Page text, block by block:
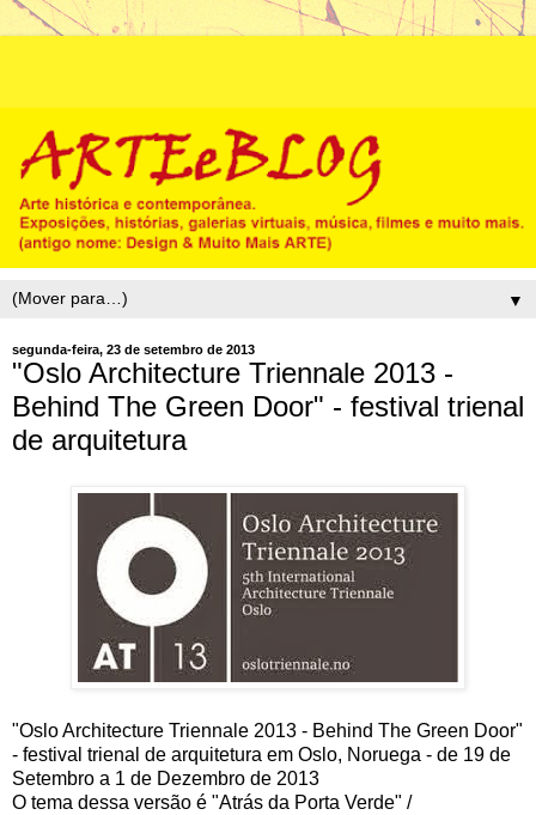
▼
segunda-feira, 23 de setembro de 2013
"Oslo Architecture Triennale 2013 -
Behind The Green Door" - festival trienal
de arquitetura
"Oslo Architecture Triennale 2013 - Behind The Green Door"
- festival trienal de arquitetura em Oslo, Noruega - de 19 de
Setembro a 1 de Dezembro de 2013
O tema dessa versão é "Atrás da Porta Verde" /